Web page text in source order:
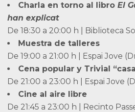
Charla en torno al libro El
han explicat
De 18:30 a 20:00 h | Biblioteca
Muestra de talleres
De 19:00 a 21:00 h | Espai Jove
Cena popular y Trivial
De 21:00 a 23:00 h | Espai Jove
Cine al aire libre
De 21:45 a 23:00 h | Recinto